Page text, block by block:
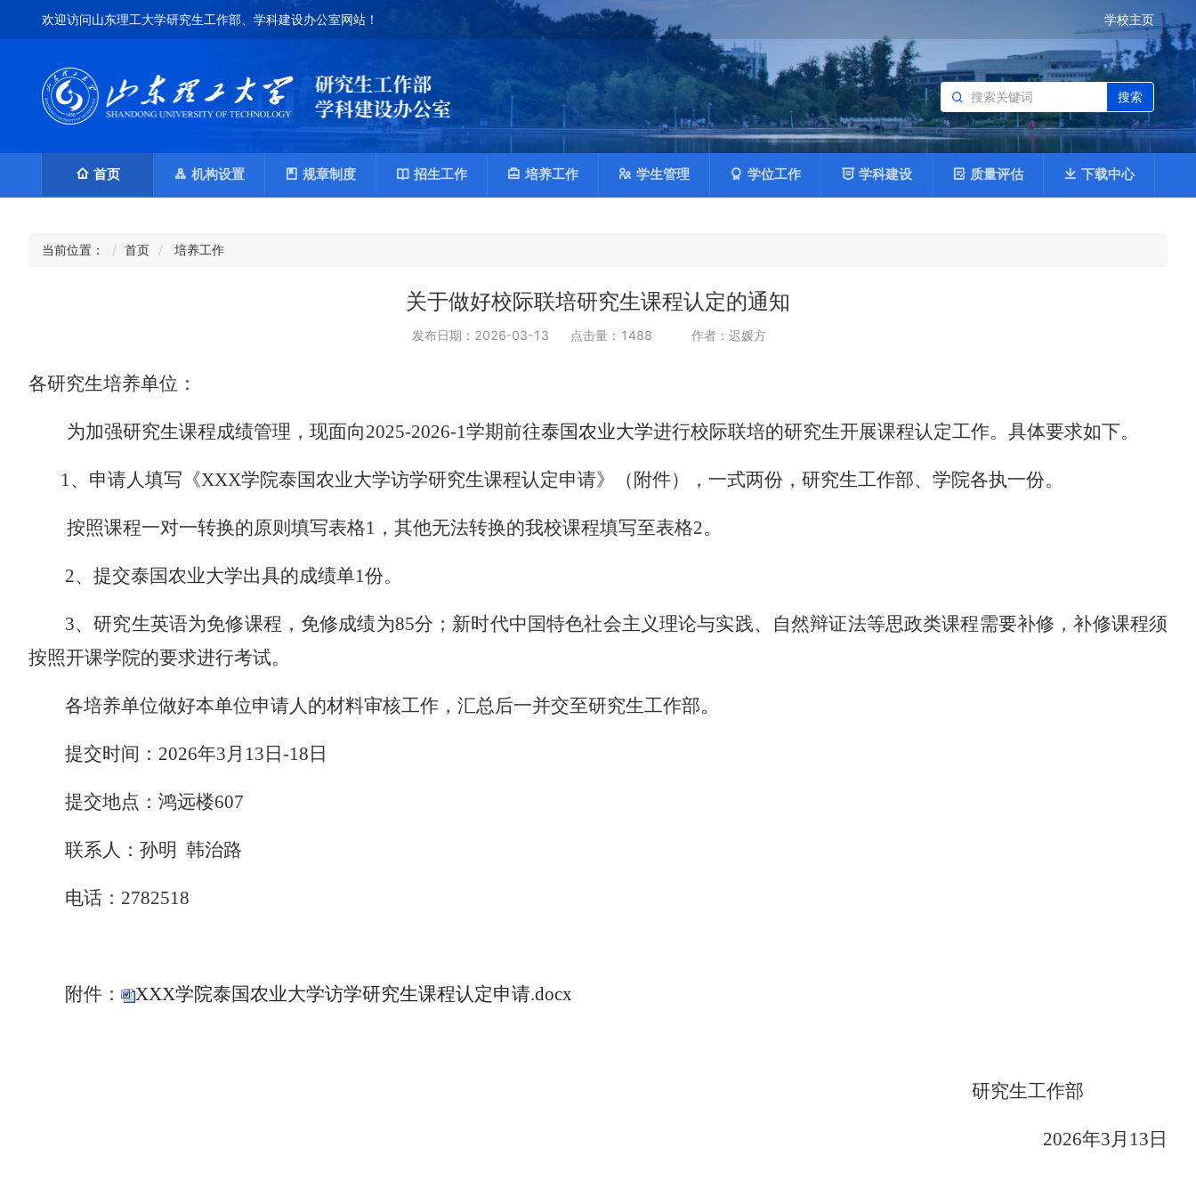
欢迎访问山东理工大学研究生工作部、学科建设办公室网站！ 学校主页
搜索
首页 机构设置 规章制度 招生工作 培养工作 学生管理 学位工作 学科建设 质量评估 下载中心
当前位置： 首页 培养工作
关于做好校际联培研究生课程认定的通知
发布日期：2026-03-13 点击量： 1488 作者：迟媛方
各研究生培养单位：
为加强研究生课程成绩管理，现面向2025-2026-1学期前往泰国农业大学进行校际联培的研究生开展课程认定工作。具体要求如下。
1 、申请人填写《XXX学院泰国农业大学访学研究生课程认定申请》（附件），一式两份，研究生工作部、学院各执一份。
按照课程一对一转换的原则填写表格1 ，其他无法转换的我校课程填写至表格2。
2、提交泰国农业大学出具的成绩单1份。
3、研究生英语为免修课程，免修成绩为85分；新时代中国特色社会主义理论与实践、自然辩证法等思政类课程需要补修，补修课程须
按照开课学院的要求进行考试。
各培养单位做好本单位申请人的材料审核工作，汇总后一并交至研究生工作部。
提交时间： 2026年3 月 13 日 -18 日
提交地点：鸿远楼607
联系人：孙明 韩治路
电话： 2782518
附件： XXX学院泰国农业大学访学研究生课程认定申请.docx
研究生工作部
2026年3 月 13 日